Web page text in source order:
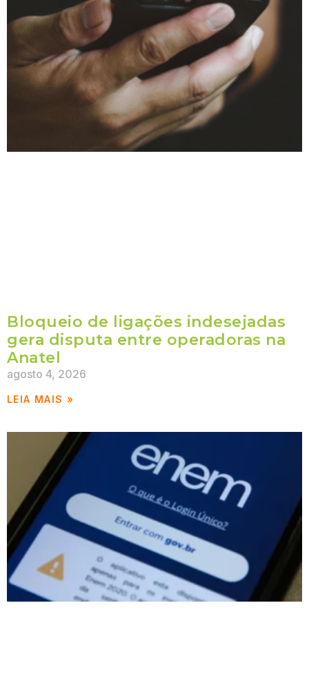
Bloqueio de ligações indesejadas
gera disputa entre operadoras na
Anatel
agosto 4, 2026
LEIA MAIS »